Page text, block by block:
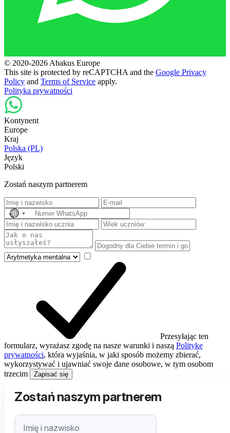
© 2020-2026 Abakus Europe
This site is protected by reCAPTCHA and the Google Privacy
Policy and Terms of Service apply.
Polityka prywatności
Kontynent
Europe
Kraj
Polska (PL)
Język
Polski
Zostań naszym partnerem
No
country
selected
Przesyłając ten
formularz, wyrażasz zgodę na nasze warunki i naszą Politykę
prywatności, która wyjaśnia, w jaki sposób możemy zbierać,
wykorzystywać i ujawniać swoje dane osobowe, w tym osobom
trzecim
Zapisać się
Zostań naszym partnerem